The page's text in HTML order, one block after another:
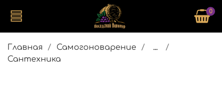
0
Главная Самогоноварение
...
Сантехника